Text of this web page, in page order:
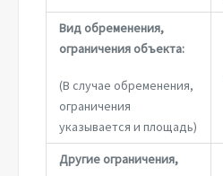
Вид обременения,
ограничения объекта:
(В случае обременения,
ограничения
указывается и площадь)
Другие ограничения,